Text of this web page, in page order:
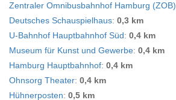
Zentraler Omnibusbahnhof Hamburg (ZOB)
Deutsches Schauspielhaus: 0,3 km
U-Bahnhof Hauptbahnhof Süd: 0,4 km
Museum für Kunst und Gewerbe: 0,4 km
Hamburg Hauptbahnhof: 0,4 km
Ohnsorg Theater: 0,4 km
Hühnerposten: 0,5 km